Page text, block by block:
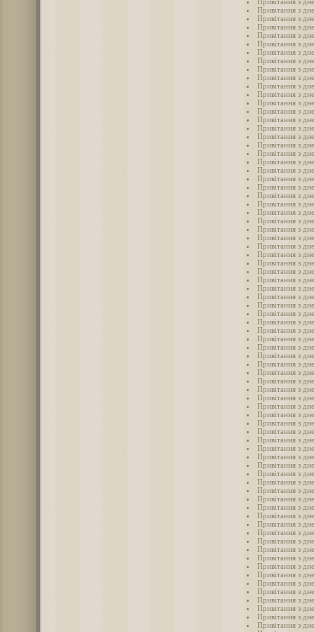
Привітання з
Привітання з
Привітання з
Привітання з
Привітання з
Привітання з
Привітання з
Привітання з
Привітання з
Привітання з
Привітання з
Привітання з
Привітання з
Привітання з
Привітання з
Привітання з
Привітання з
Привітання з
Привітання з
Привітання з
Привітання з
Привітання з
Привітання з
Привітання з
Привітання з
Привітання з
Привітання з
Привітання з
Привітання з
Привітання з
Привітання з
Привітання з
Привітання з
Привітання з
Привітання з
Привітання з
Привітання з
Привітання з
Привітання з
Привітання з
Привітання з
Привітання з
Привітання з
Привітання з
Привітання з
Привітання з
Привітання з
Привітання з
Привітання з
Привітання з
Привітання з
Привітання з
Привітання з
Привітання з
Привітання з
Привітання з
Привітання з
Привітання з
Привітання з
Привітання з
Привітання з
Привітання з
Привітання з
Привітання з
Привітання з
Привітання з
Привітання з
Привітання з
Привітання з
Привітання з
Привітання з
Привітання з
Привітання з
Привітання з